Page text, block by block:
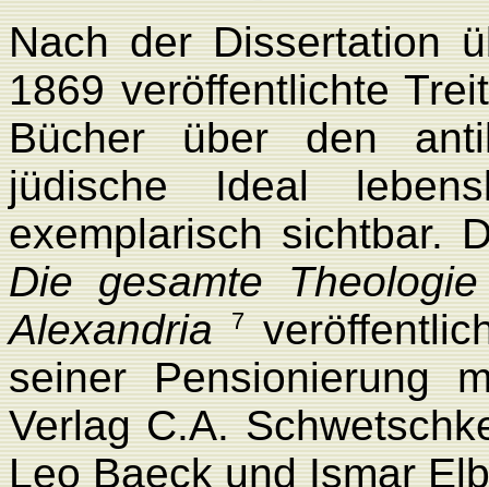
Nach der Dissertation
1869 veröffentlichte
Bücher über den
jüdische Ideal
exemplarisch sichtbar.
Die gesamte
Alexandria
7
seiner Pensionierung
Verlag C.A.
Leo Baeck und Ismar